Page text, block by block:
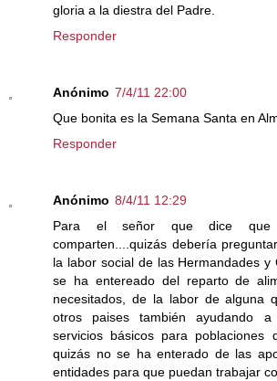
gloria a la diestra del Padre.
Responder
Anónimo 7/4/11 22:00
Que bonita es la Semana Santa en
Responder
Anónimo 8/4/11 12:29
Para el señor que dice que
comparten....quizás debería
la labor social de las Hermandades y
se ha entereado del reparto de
necesitados, de la labor de alguna
otros paises también ayudando
servicios básicos para poblaciones
quizás no se ha enterado de las
entidades para que puedan trabajar